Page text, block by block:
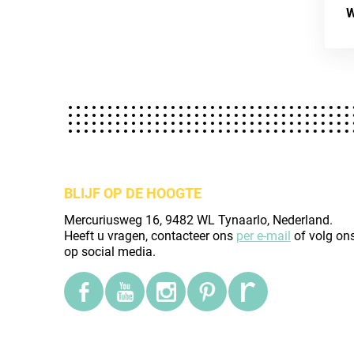
BLIJF OP DE HOOGTE
Mercuriusweg 16, 9482 WL Tynaarlo, Nederland.
Heeft u vragen, contacteer ons per e-mail of volg
op social media.